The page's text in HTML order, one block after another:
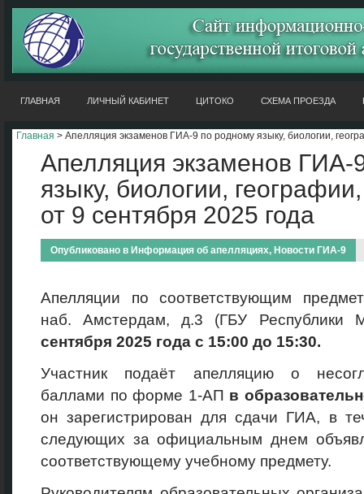
ГЛАВНАЯ ЛИЧНЫЙ КАБИНЕТ ЦИТОКО СХЕМА ПРОЕЗДА
Главная > Апелляция экзаменов ГИА-9 по родному языку, биологии,
Апелляция экзаменов ГИА-
языку, биологии,
от 9 сентября 2025 года
Опубликовано в Информация об апелляциях, Новости ГИА-9
Апелляции по соответствующим
наб. Амстердам, д.3 (ГБУ
сентября 2025 года с 15:00 до 15:30.
Участник подаёт апелляцию о
баллами по форме 1-АП в
он зарегистрирован для сдачи ГИА, в
следующих за официальным днем
соответствующему учебному предмету.